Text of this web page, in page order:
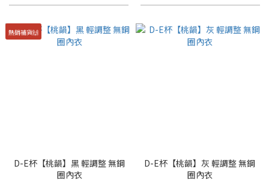
熱銷補貨🙌
D-E杯【桃韻】黑 輕調整 無鋼
圈內衣
D-E杯【桃韻】灰 輕調整 無鋼
圈內衣